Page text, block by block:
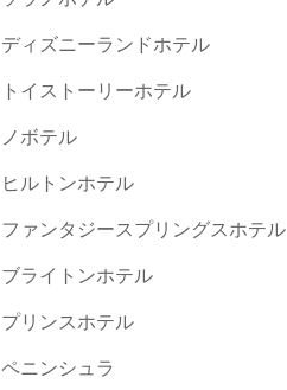
ディズニーランドホテル
トイストーリーホテル
ノボテル
ヒルトンホテル
ファンタジースプリングスホテル
ブライトンホテル
プリンスホテル
ペニンシュラ